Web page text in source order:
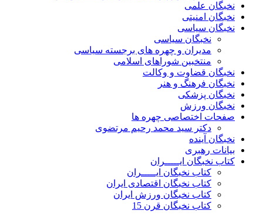
نخبگان علمی
نخبگان امنیتی
نخبگان سیاسی
نخبگان سیاسی
مدیران و چهره های برجسته سیاسی
منتخبین شوراهای اسلامی
نخبگان قضاوت و وکالت
نخبگان فرهنگ و هنر
نخبگان پزشکی
نخبگان ورزش
صفحات اختصاصی چهره ها
دکتر سید محمد رحیم مرتضوی
نخبگان آینده
بیانات رهبری
کتاب نخبگان ایـــــران
کتاب نخبگان ایـــــران
کتاب نخبگان اقتصادی ایران
کتاب نخبگان ورزش ایران
کتاب نخبگان قرن 15